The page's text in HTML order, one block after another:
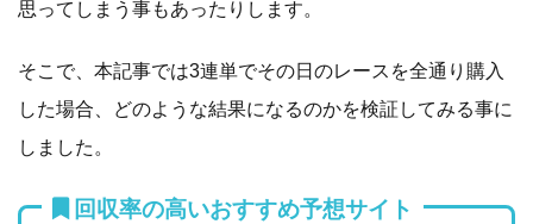
思ってしまう事もあったりします。
そこで、本記事では3連単でその日のレースを全通り購入
した場合、どのような結果になるのかを検証してみる事に
しました。
回収率の高いおすすめ予想サイト